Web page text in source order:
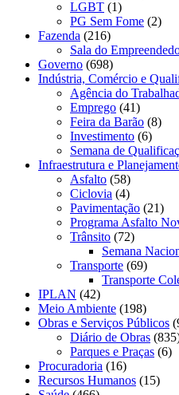
LGBT (1)
PG Sem Fome (2)
Fazenda (216)
Sala do
Governo (698)
Indústria, Comércio e
Agência do
Emprego (41)
Feira da Barão (8)
Investimento (6)
Semana de
Infraestrutura e
Asfalto (58)
Ciclovia (4)
Pavimentação (21)
Programa Asfalto
Trânsito (72)
Semana
Transporte (69)
Transporte
IPLAN (42)
Meio Ambiente (198)
Obras e Serviços Públicos
Diário de Obras
Parques e Praças (6)
Procuradoria (16)
Recursos Humanos (15)